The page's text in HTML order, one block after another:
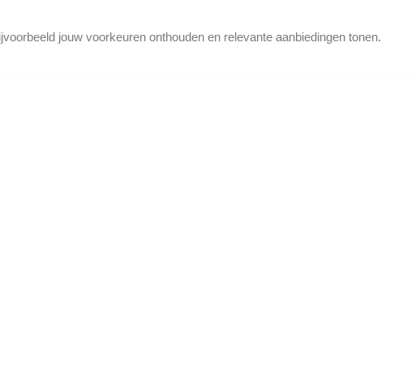
jouw voorkeuren onthouden en relevante aanbiedingen tonen.